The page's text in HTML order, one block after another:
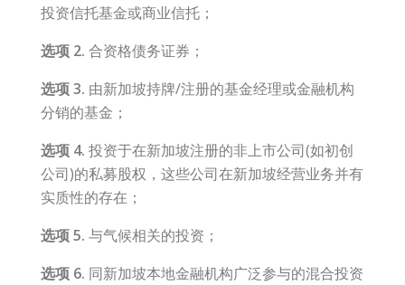
投资信托基金或商业信托；
选项 2. 合资格债务证券；
选项 3. 由新加坡持牌/注册的基金经理或金融机构
分销的基金；
选项 4. 投资于在新加坡注册的非上市公司(如初创
公司)的私募股权，这些公司在新加坡经营业务并有
实质性的存在；
选项 5. 与气候相关的投资；
选项 6. 同新加坡本地金融机构广泛参与的混合投资